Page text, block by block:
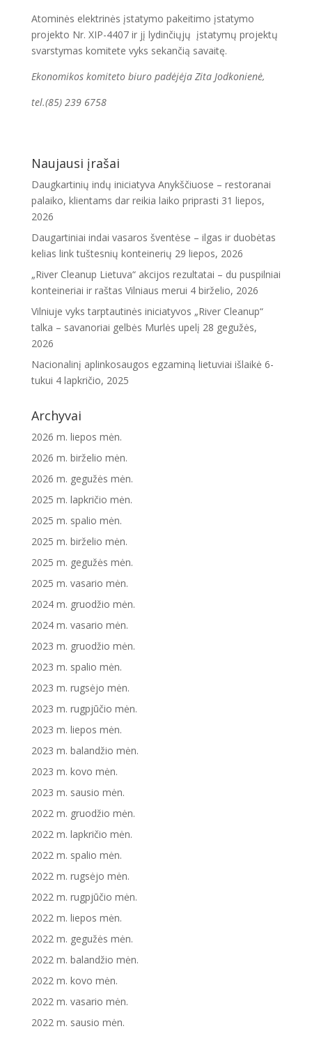
Atominės elektrinės įstatymo pakeitimo įstatymo
projekto Nr. XIP-4407 ir jį lydinčiųjų įstatymų projektų
svarstymas komitete vyks sekančią savaitę.
Ekonomikos komiteto biuro padėjėja Zita Jodkonienė,
tel.(85) 239 6758
Naujausi įrašai
Daugkartinių indų iniciatyva Anykščiuose – restoranai
palaiko, klientams dar reikia laiko priprasti 31 liepos,
2026
Daugartiniai indai vasaros šventėse – ilgas ir duobėtas
kelias link tuštesnių konteinerių 29 liepos, 2026
„River Cleanup Lietuva“ akcijos rezultatai – du puspilniai
konteineriai ir raštas Vilniaus merui 4 birželio, 2026
Vilniuje vyks tarptautinės iniciatyvos „River Cleanup“
talka – savanoriai gelbės Murlės upelį 28 gegužės,
2026
Nacionalinį aplinkosaugos egzaminą lietuviai išlaikė 6-
tukui 4 lapkričio, 2025
Archyvai
2026 m. liepos mėn.
2026 m. birželio mėn.
2026 m. gegužės mėn.
2025 m. lapkričio mėn.
2025 m. spalio mėn.
2025 m. birželio mėn.
2025 m. gegužės mėn.
2025 m. vasario mėn.
2024 m. gruodžio mėn.
2024 m. vasario mėn.
2023 m. gruodžio mėn.
2023 m. spalio mėn.
2023 m. rugsėjo mėn.
2023 m. rugpjūčio mėn.
2023 m. liepos mėn.
2023 m. balandžio mėn.
2023 m. kovo mėn.
2023 m. sausio mėn.
2022 m. gruodžio mėn.
2022 m. lapkričio mėn.
2022 m. spalio mėn.
2022 m. rugsėjo mėn.
2022 m. rugpjūčio mėn.
2022 m. liepos mėn.
2022 m. gegužės mėn.
2022 m. balandžio mėn.
2022 m. kovo mėn.
2022 m. vasario mėn.
2022 m. sausio mėn.